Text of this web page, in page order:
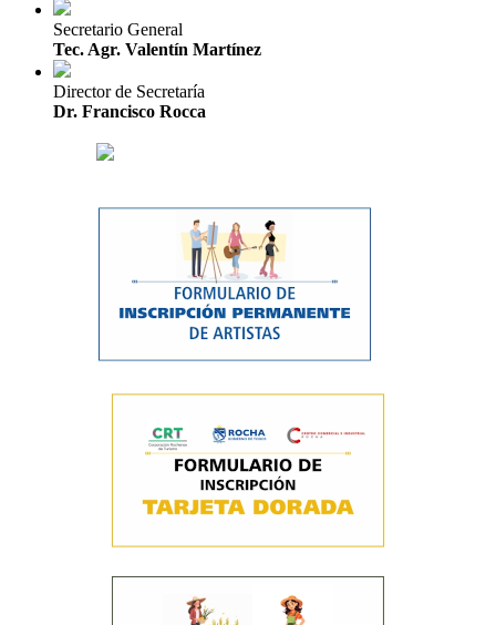
Secretario General
Tec. Agr. Valentín Martínez
Director de Secretaría
Dr. Francisco Rocca